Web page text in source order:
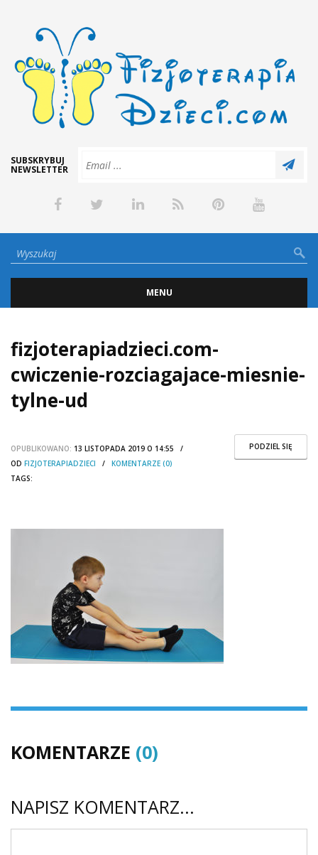
SUBSKRYBUJ
NEWSLETTER
MENU
fizjoterapiadzieci.com-
cwiczenie-rozciagajace-miesnie-
tylne-ud
PODZIEL SIĘ
OPUBLIKOWANO: 13 LISTOPADA 2019 O 14:55 /
OD FIZJOTERAPIADZIECI / KOMENTARZE (0)
TAGS:
KOMENTARZE (0)
NAPISZ KOMENTARZ...